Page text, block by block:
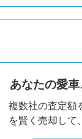
あなたの愛
複数社の査定額
を賢く売却して